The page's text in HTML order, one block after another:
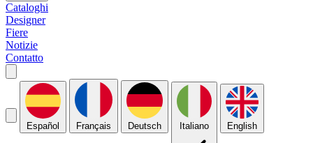
Cataloghi
Designer
Fiere
Notizie
Contatto
Español Français Deutsch Italiano English